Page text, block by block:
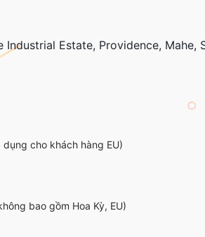
Estate, Providence, Mahe,
cho khách hàng EU)
bao gồm Hoa Kỳ, EU)